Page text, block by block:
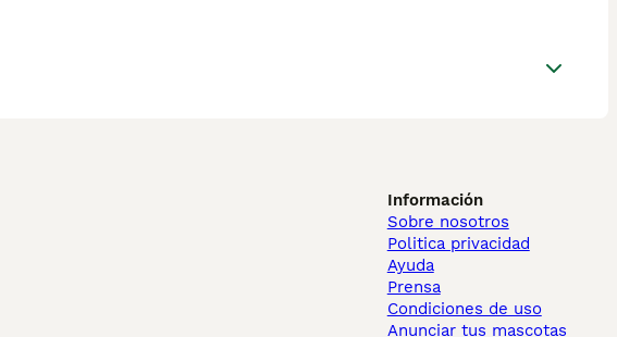
Información
Sobre nosotros
Politica privacidad
Ayuda
Prensa
Condiciones de uso
Anunciar tus mascotas